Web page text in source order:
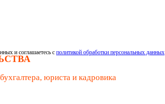
и соглашаетесь с политикой обработки персональных данных
юриста и кадровика